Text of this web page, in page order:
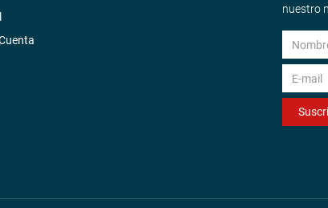
nuestro